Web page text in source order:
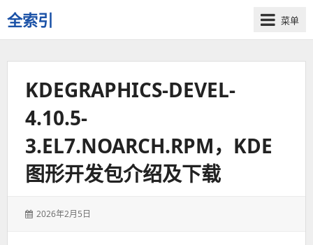
全索引
一
些
菜单
KDEGRAPHICS-DEVEL-
4.10.5-
3.EL7.NOARCH.RPM，KDE
图形开发包介绍及下载
发
2026年2月5日